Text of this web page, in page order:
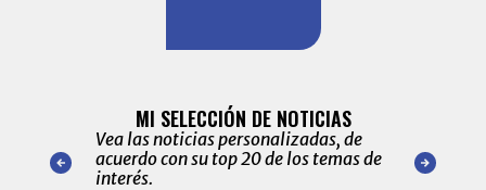
nuestro
para
MI SELECCIÓN DE NOTICIAS
Vea las noticias personalizadas, de
acuerdo con su top 20 de los temas de
interés.
de las